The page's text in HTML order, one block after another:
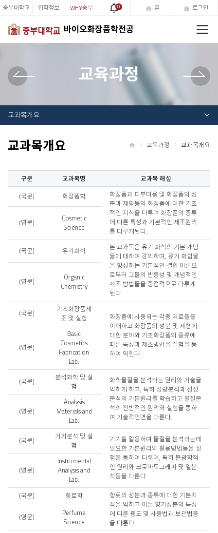
바이오화장품학전공
중부대학교 입학정보 WHY중부 0 홈 로그인
교육과정
교과목개요
교과목개요 교육과정 교과목개요
품
과
목
내
구분 교과목명
교과목 해설
(국문)
화장품학
화장품과 피부미용 및 화장품의 성
분과 제형등의 화장품에 대한 기초
적인 지식을 다루며 화장품의 종류
에 따른 특성과 기본적인 제조원리
를 다루게된다.
(영문)
Cosmetic
Science
(국문) 유기화학
본 교과목은 유기 화학의 기본 개념
들에 대하여 강의하며, 유기 화합물
을 형성하는 기본적인 결합 이론으
로부터 그들의 반응성 및 개념적인
제조 방법들을 중점적으로 다루게
된다
(영문)
Organic
Chemistry
(국문)
기초화장품제
조 및 실험
화장품에 사용되는 각종 재료들을
이해하고 화장품의 성분 및 제형에
대한 분야와 기초화장품의 종류에
따른 특성과 제조방법을 실험을 통
하여 익힌다.
(영문)
Basic
Cosmetics
Fabrication
Lab.
(국문)
분석화학 및 실
험
화학물질을 분석하는 원리와 기술을
익히게 하고, 특히 정량분석과 정성
분석의 기본원리를 학습하고 물질분
석의 전반적인 원리와 실험을 통하
여 기술적인면을 다룬다.
(영문)
Analysis
Materials and
Lab.
(국문)
기기분석 및 실
험
기기를 활용하여 물질을 분석하는데
필요한 기본원리와 활용방법등을 실
험을 통하여 다루며, 특히 분광학적
인 원리와 크로마토그래피 및 열분
석등을 다룬다
(영문)
Instrumental
Analysis and
Lab.
(국문)
향료학
향료의 성분과 종류에 대한 기본지
식을 익히고 이들 향기성분의 특성
에 따른 용도 및 사용법과 보관법등
을 다룬다.
(영문)
Perfume
Science